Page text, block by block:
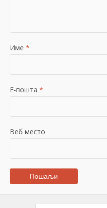
Име *
Е-пошта *
Веб место